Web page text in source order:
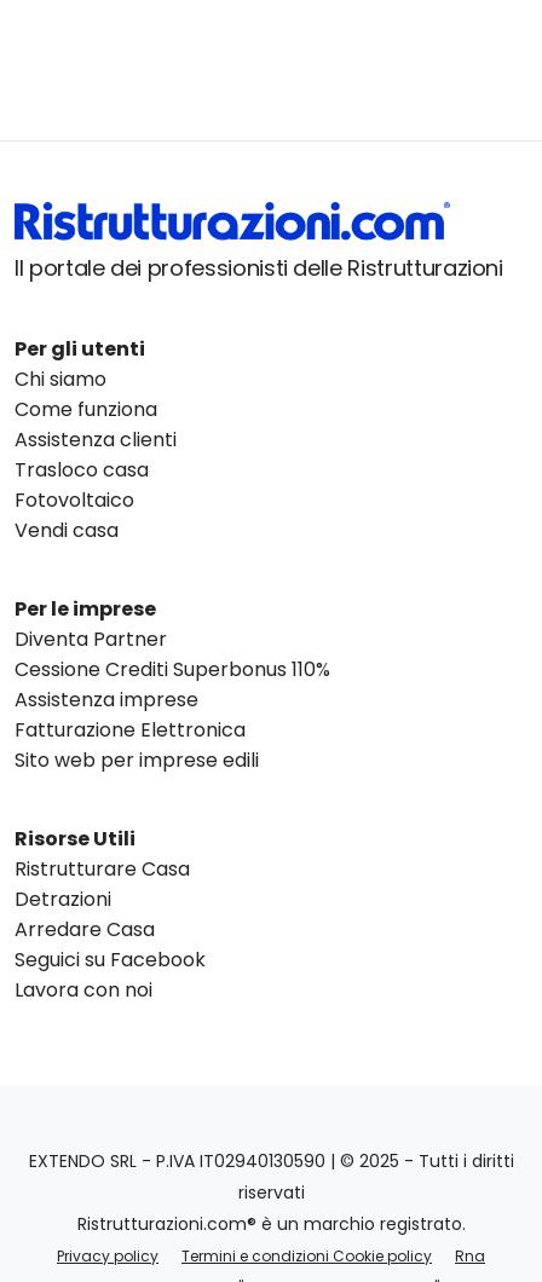
Il portale dei professionisti delle Ristrutturazioni
Per gli utenti
Chi siamo
Come funziona
Assistenza clienti
Trasloco casa
Fotovoltaico
Vendi casa
Per le imprese
Diventa Partner
Cessione Crediti Superbonus 110%
Assistenza imprese
Fatturazione Elettronica
Sito web per imprese edili
Risorse Utili
Ristrutturare Casa
Detrazioni
Arredare Casa
Seguici su Facebook
Lavora con noi
EXTENDO SRL - P.IVA IT02940130590 | © 2025 - Tutti i diritti
riservati
Ristrutturazioni.com® è un marchio registrato.
Privacy policy Termini e condizioni Cookie policy
Rna